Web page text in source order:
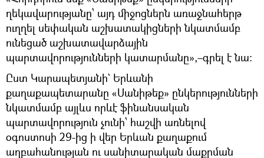
ղեկավարությանը՝ այդ միջոցներն առաջնահերթ
ուղղել սեփական աշխատակիցների նկատմամբ
ունեցած աշխատավարձային
պարտավորությունների կատարմանը»,–գրել է նա։
Ըստ Կարապետյանի` Երևանի
քաղաքապետարանը «Սանիթեք» ընկերությունների
նկատմամբ այլևս որևէ ֆինանսական
պարտավորություն չունի՝ հաշվի առնելով
օգոստոսի 29-ից ի վեր Երևան քաղաքում
աղբահանության ու սանիտարական մաքրման